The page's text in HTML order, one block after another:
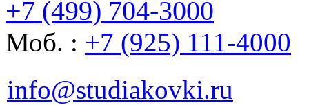
+7 (499) 704-3000
Моб. : +7 (925) 111-4000
info@studiakovki.ru